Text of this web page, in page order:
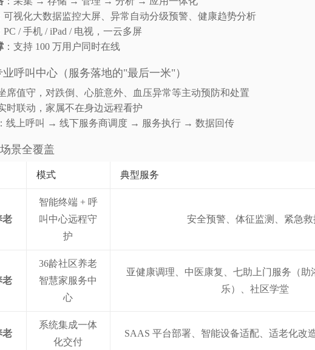
可视化大数据监控大屏、异常自动分级预警、健康趋势分析
PC / 手机 / iPad / 电视，一云多屏
：支持 100 万用户同时在线
呼叫中心（服务落地的"最后一米"）
席值守，对跌倒、心脏意外、血压异常等主动预防和处置
时联动，家属不在身边远程看护
线上呼叫 → 线下服务商调度 → 服务执行 → 数据回传
景全覆盖
模式 典型服务
老
智能终端 + 呼
叫中心远程守
护
安全预警、体征监测、紧急救
老
36龄社区养老
智慧家服务中
心
亚健康调理、中医康复、七助上门服务（助
乐）、社区学堂
老
系统集成一体
化交付
SAAS 平台部署、智能设备适配、适老化改